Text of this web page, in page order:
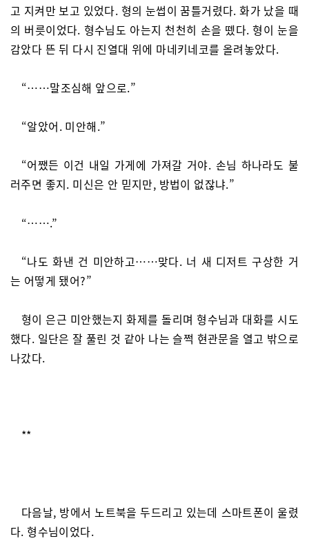
고 지켜만 보고 있었다. 형의 눈썹이 꿈틀거렸다. 화가 났을 때
의 버릇이었다. 형수님도 아는지 천천히 손을 뗐다. 형이 눈을
감았다 뜬 뒤 다시 진열대 위에 마네키네코를 올려놓았다.
“……말조심해 앞으로.”
“알았어. 미안해.”
“어쨌든 이건 내일 가게에 가져갈 거야. 손님 하나라도 불
러주면 좋지. 미신은 안 믿지만, 방법이 없잖냐.”
“…….”
“나도 화낸 건 미안하고……맞다. 너 새 디저트 구상한 거
는 어떻게 됐어?”
형이 은근 미안했는지 화제를 돌리며 형수님과 대화를 시도
했다. 일단은 잘 풀린 것 같아 나는 슬쩍 현관문을 열고 밖으로
나갔다.
**
다음날, 방에서 노트북을 두드리고 있는데 스마트폰이 울렸
다. 형수님이었다.